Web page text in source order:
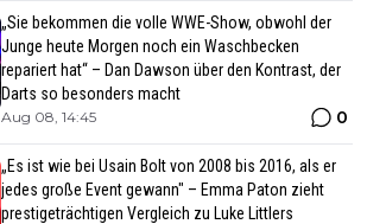
„Sie bekommen die volle WWE-Show, obwohl der
Junge heute Morgen noch ein Waschbecken
repariert hat“ – Dan Dawson über den Kontrast, der
Darts so besonders macht
Aug 08, 14:45 0
„Es ist wie bei Usain Bolt von 2008 bis 2016, als er
jedes große Event gewann" – Emma Paton zieht
prestigeträchtigen Vergleich zu Luke Littlers